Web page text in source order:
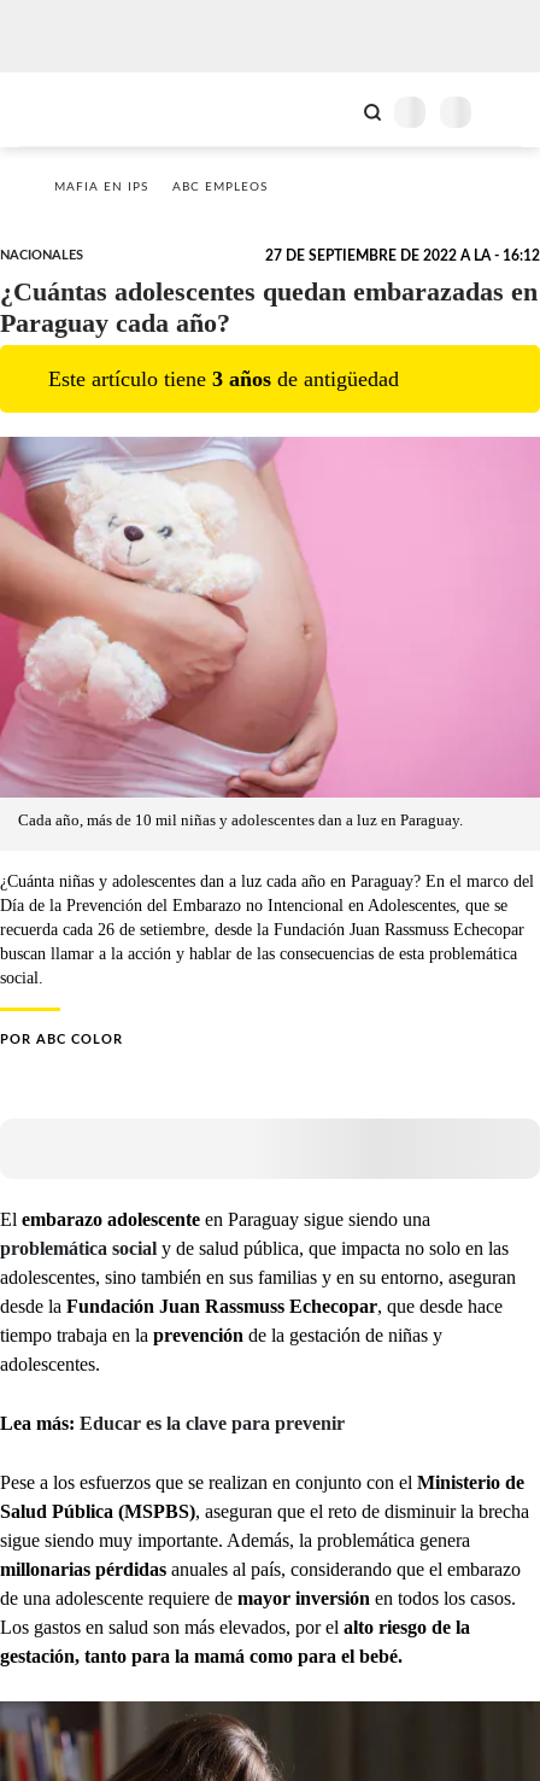
MAFIA EN IPS ABC EMPLEOS
NACIONALES 27 DE SEPTIEMBRE DE 2022 A LA - 16:12
¿Cuántas adolescentes quedan embarazadas en
Paraguay cada año?
Este artículo tiene 3 años de antigüedad
Cada año, más de 10 mil niñas y adolescentes dan a luz en Paraguay.
¿Cuánta niñas y adolescentes dan a luz cada año en Paraguay? En el marco del
Día de la Prevención del Embarazo no Intencional en Adolescentes, que se
recuerda cada 26 de setiembre, desde la Fundación Juan Rassmuss Echecopar
buscan llamar a la acción y hablar de las consecuencias de esta problemática
social.
POR ABC COLOR
El embarazo adolescente en Paraguay sigue siendo una
problemática social y de salud pública, que impacta no solo en las
adolescentes, sino también en sus familias y en su entorno, aseguran
desde la Fundación Juan Rassmuss Echecopar, que desde hace
tiempo trabaja en la prevención de la gestación de niñas y
adolescentes.
Lea más: Educar es la clave para prevenir
Pese a los esfuerzos que se realizan en conjunto con el Ministerio de
Salud Pública (MSPBS), aseguran que el reto de disminuir la brecha
sigue siendo muy importante. Además, la problemática genera
millonarias pérdidas anuales al país, considerando que el embarazo
de una adolescente requiere de mayor inversión en todos los casos.
Los gastos en salud son más elevados, por el alto riesgo de la
gestación, tanto para la mamá como para el bebé.